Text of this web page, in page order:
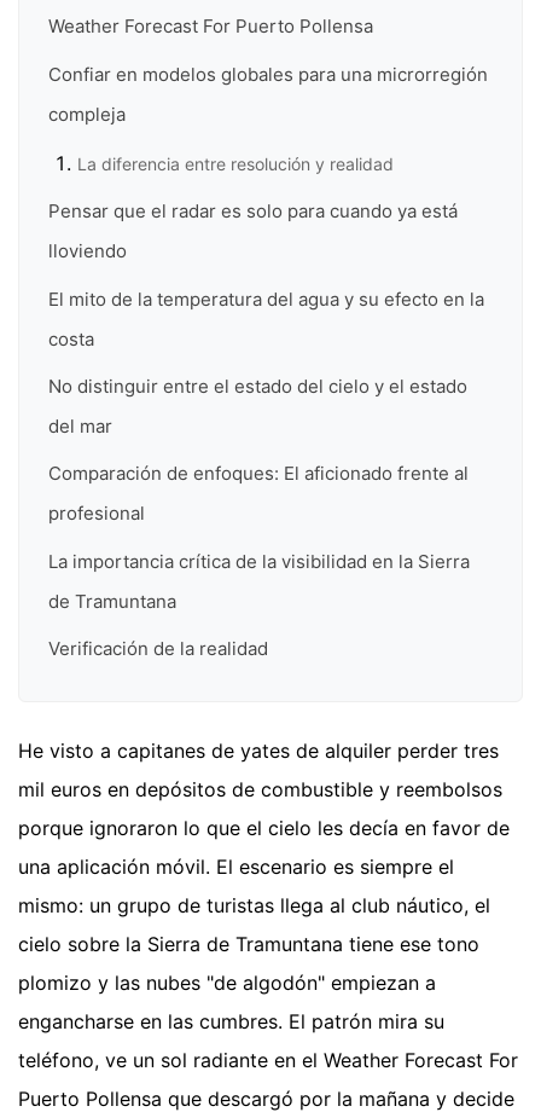
Weather Forecast For Puerto Pollensa
Confiar en modelos globales para una microrregión
compleja
La diferencia entre resolución y realidad
Pensar que el radar es solo para cuando ya está
lloviendo
El mito de la temperatura del agua y su efecto en la
costa
No distinguir entre el estado del cielo y el estado
del mar
Comparación de enfoques: El aficionado frente al
profesional
La importancia crítica de la visibilidad en la Sierra
de Tramuntana
Verificación de la realidad
He visto a capitanes de yates de alquiler perder tres
mil euros en depósitos de combustible y reembolsos
porque ignoraron lo que el cielo les decía en favor de
una aplicación móvil. El escenario es siempre el
mismo: un grupo de turistas llega al club náutico, el
cielo sobre la Sierra de Tramuntana tiene ese tono
plomizo y las nubes "de algodón" empiezan a
engancharse en las cumbres. El patrón mira su
teléfono, ve un sol radiante en el Weather Forecast For
Puerto Pollensa que descargó por la mañana y decide